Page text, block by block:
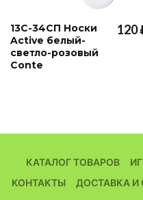
13С-34СП Носки
Active белый-
светло-розовый
Conte
120
КАТАЛОГ ТОВАРОВ
КОНТАКТЫ
ДОСТАВКА И